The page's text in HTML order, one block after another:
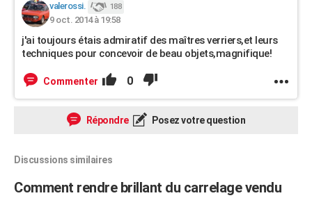
valerossi. 188
9 oct. 2014 à 19:58
j'ai toujours étais admiratif des maîtres verriers,et leurs
techniques pour concevoir de beau objets,magnifique!
Commenter 0
Répondre Posez votre question
Discussions similaires
Comment rendre brillant du carrelage vendu